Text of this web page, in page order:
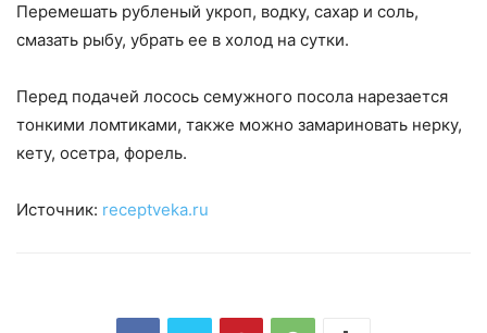
Перемешать рубленый укроп, водку, сахар и соль,
смазать рыбу, убрать ее в холод на сутки.
Перед подачей лосось семужного посола нарезается
тонкими ломтиками, также можно замариновать нерку,
кету, осетра, форель.
Источник: receptveka.ru